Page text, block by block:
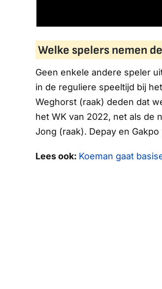
Welke spelers nemen
Geen enkele andere speler
in de reguliere speeltijd bij
Weghorst (raak) deden dat
het WK van 2022, net als de
Jong (raak). Depay en
Lees ook: Koeman gaat